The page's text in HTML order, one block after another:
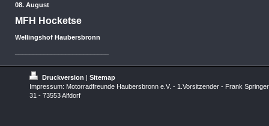
08. August
MFH Hocketse
Wellingshof Haubersbronn
Druckversion | Sitemap
Impressum: Motorradfreunde Haubersbronn e.V. - 1.Vorsitzender - Frank
31 - 73553 Alfdorf